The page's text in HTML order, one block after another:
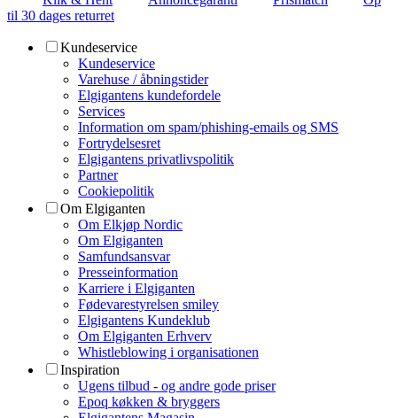
til 30 dages returret
Kundeservice
Kundeservice
Varehuse / åbningstider
Elgigantens kundefordele
Services
Information om spam/phishing-emails og SMS
Fortrydelsesret
Elgigantens privatlivspolitik
Partner
Cookiepolitik
Om Elgiganten
Om Elkjøp Nordic
Om Elgiganten
Samfundsansvar
Presseinformation
Karriere i Elgiganten
Fødevarestyrelsen smiley
Elgigantens Kundeklub
Om Elgiganten Erhverv
Whistleblowing i organisationen
Inspiration
Ugens tilbud - og andre gode priser
Epoq køkken & bryggers